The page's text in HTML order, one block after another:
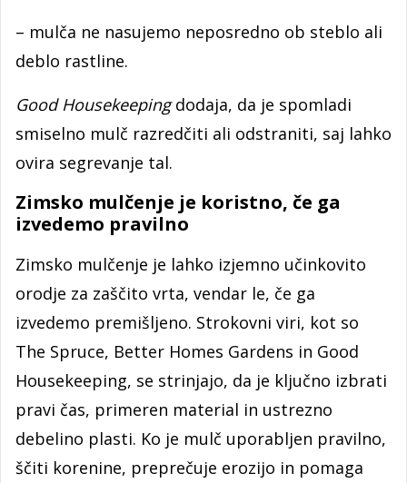
– mulča ne nasujemo neposredno ob steblo ali
deblo rastline.
Good Housekeepingdodaja, da je spomladi
smiselno mulč razredčiti ali odstraniti, saj lahko
ovira segrevanje tal.
Zimsko mulčenje je koristno, če ga
izvedemo pravilno
Zimsko mulčenje je lahko izjemno učinkovito
orodje za zaščito vrta, vendar le, če ga
izvedemo premišljeno. Strokovni viri, kot so
The Spruce, Better Homes Gardens in Good
Housekeeping, se strinjajo, da je ključno izbrati
pravi čas, primeren material in ustrezno
debelino plasti. Ko je mulč uporabljen pravilno,
ščiti korenine, preprečuje erozijo in pomaga